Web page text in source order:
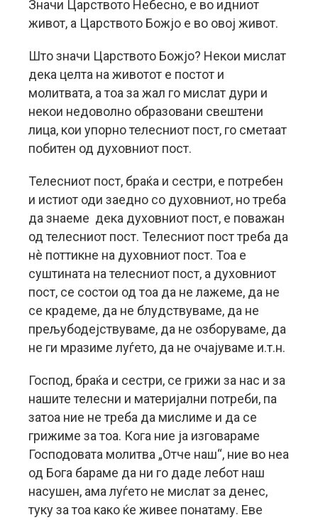
Значи Царството Небесно, е во идниот
живот, а Царството Божјо е во овој живот.
Што значи Царството Божјо? Некои мислат
дека целта на животот е постот и
молитвата, а тоа за жал го мислат дури и
некои недоволно образовани свештени
лица, кои упорно телесниот пост, го сметаат
побитен од духовниот пост.
Телесниот пост, браќа и сестри, е потребен
и истиот оди заедно со духовниот, но треба
да знаеме дека духовниот пост, е поважан
од телесниот пост. Телесниот пост треба да
нè поттикне на духовниот пост. Тоа е
суштината на телесниот пост, а духовниот
пост, се состои од тоа да не лажеме, да не
се крадеме, да не блудствуваме, да не
прељубодејствуваме, да не озборуваме, да
не ги мразиме луѓето, да не очајуваме и.т.н.
Господ, браќа и сестри, се грижи за нас и за
нашите телесни и материјални потреби, па
затоа ние не треба да мислиме и да се
грижиме за тоа. Кога ние ја изговараме
Господовата молитва „Отче наш“, ние во неа
од Бога бараме да ни го даде лебот наш
насушен, ама луѓето не мислат за денес,
туку за тоа како ќе живее понатаму. Еве